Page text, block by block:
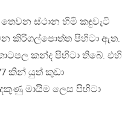
ස්ථාන හිමි කඳුවැටි
කිරිගල්පොත්ත පිහිටා ඇත.
කන්ද පිහිටා තිබේ. එහි
කින් යුත් කුඩා
මායිම ලෙස පිහිටා